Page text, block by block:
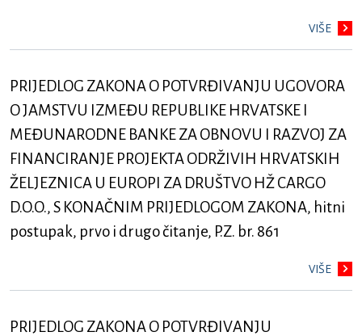
VIŠE
PRIJEDLOG ZAKONA O POTVRĐIVANJU UGOVORA
O JAMSTVU IZMEĐU REPUBLIKE HRVATSKE I
MEĐUNARODNE BANKE ZA OBNOVU I RAZVOJ ZA
FINANCIRANJE PROJEKTA ODRŽIVIH HRVATSKIH
ŽELJEZNICA U EUROPI ZA DRUŠTVO HŽ CARGO
D.O.O., S KONAČNIM PRIJEDLOGOM ZAKONA, hitni
postupak, prvo i drugo čitanje, P.Z. br. 861
VIŠE
PRIJEDLOG ZAKONA O POTVRĐIVANJU